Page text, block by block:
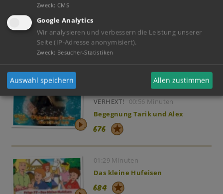
Mehr Videos
Filmszene aus Bibi & Tina - VOLL
VERHEXT!
00:56 Minuten
Begegnung Tarik und Alex
676
01:29 Minuten
Das kleine Hufeisen
684
Zweck: CMS
Google Analytics
Wir analysieren und verbessern die Leistung unserer
Seite (IP-Adresse anonymisiert).
Zweck: Besucher-Statistiken
Auswahl speichern Allen zustimmen